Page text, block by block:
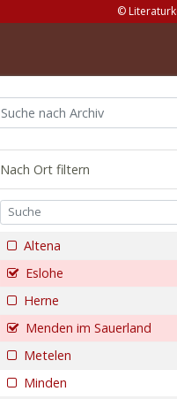
©
Nach Ort filtern
Altena
Eslohe
Herne
Menden im Sauerland
Metelen
Minden